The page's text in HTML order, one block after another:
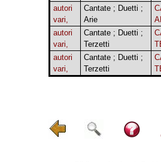
autori
vari,
Cantate ; Duetti ;
Arie
autori
vari,
Cantate ; Duetti ;
Terzetti
autori
vari,
Cantate ; Duetti ;
Terzetti